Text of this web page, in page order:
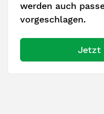
werden auch
vorgeschlagen.
Jetzt